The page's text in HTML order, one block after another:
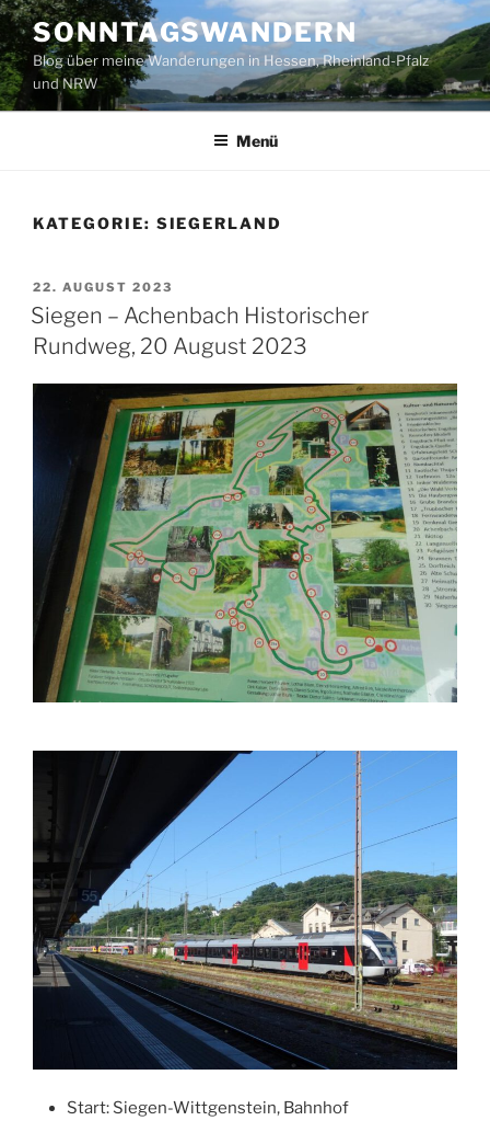
Zum
Inhalt
springen
SONNTAGSWANDERN
Blog über meine Wanderungen in Hessen, Rheinland-Pfalz
und NRW
Menü
KATEGORIE: SIEGERLAND
VERÖFFENTLICHT
AM
22. AUGUST 2023
Siegen – Achenbach Historischer
Rundweg, 20 August 2023
Start: Siegen-Wittgenstein, Bahnhof